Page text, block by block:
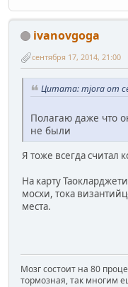
ivanovgoga
сентября 17, 2014, 21:00
Цитата: mjora от
Полагаю даже что
не были
Я тоже всегда считал
На карту
мосхи, тока
места.
Мозг состоит на 80
тормозная, так многим